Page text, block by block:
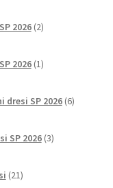
2026 2izdelka
2026 1izdelek
SP 2026 6izdelkov
SP 2026 3izdelki
21izdelkov